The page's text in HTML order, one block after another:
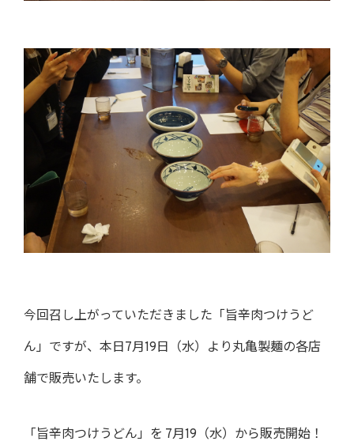
今回召し上がっていただきました「旨辛肉つけうど
ん」ですが、本日7月19日（水）より丸亀製麺の各店
舗で販売いたします。
「旨辛肉つけうどん」を 7月19（水）から販売開始！